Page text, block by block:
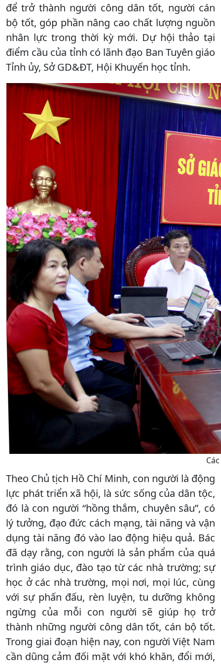
để trở thành người công dân tốt, người cán
bộ tốt, góp phần nâng cao chất lượng nguồn
nhân lực trong thời kỳ mới. Dự hội thảo tại
điểm cầu của tỉnh có lãnh đạo Ban Tuyên giáo
Tỉnh ủy, Sở GD&ĐT, Hội Khuyến học tỉnh.
Theo Chủ tịch Hồ Chí Minh, con người là động
lực phát triển xã hội, là sức sống của dân tộc,
đó là con người “hồng thắm, chuyên sâu”, có
lý tưởng, đạo đức cách mạng, tài năng và vận
dụng tài năng đó vào lao động hiệu quả. Bác
đã dạy rằng, con người là sản phẩm của quá
trình giáo dục, đào tạo từ các nhà trường; sự
học ở các nhà trường, mọi nơi, mọi lúc, cùng
với sự phấn đấu, rèn luyện, tu dưỡng không
ngừng của mỗi con người sẽ giúp họ trở
thành những người công dân tốt, cán bộ tốt.
Trong giai đoạn hiện nay, con người Việt Nam
cần dũng cảm đối mặt với khó khăn, đổi mới,